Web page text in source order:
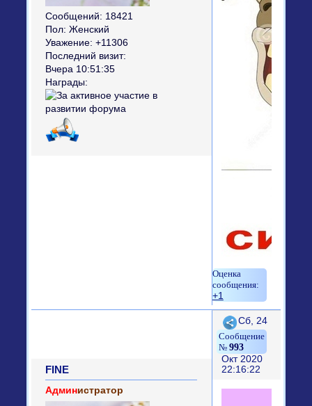
Сообщений: 18421
Пол: Женский
Уважение: +11306
Последний визит:
Вчера 10:51:35
Награды:
+1
Поделиться
993
Сб, 24
Окт 2020
22:16:22
FINE
Администратор